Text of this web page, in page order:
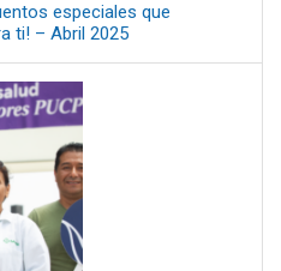
especiales que
ti! – Abril 2025